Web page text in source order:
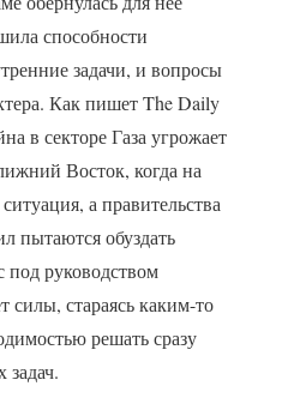
способности
задачи, и вопросы
Как пишет The Daily
в секторе Газа угрожает
Восток, когда на
а правительства
пытаются обуздать
руководством
стараясь каким-то
решать сразу
задач.